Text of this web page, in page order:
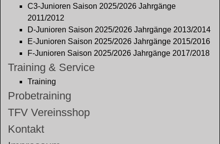
C3-Junioren Saison 2025/2026 Jahrgänge
2011/2012
D-Junioren Saison 2025/2026 Jahrgänge 2013/2014
E-Junioren Saison 2025/2026 Jahrgänge 2015/2016
F-Junioren Saison 2025/2026 Jahrgänge 2017/2018
Training & Service
Training
Probetraining
TFV Vereinsshop
Kontakt